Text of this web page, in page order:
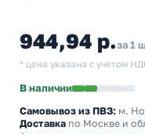
944,94 р.за 1
* цена указана с учетом
В наличии
Самовывоз из ПВЗ: м.
Доставка по Москве и